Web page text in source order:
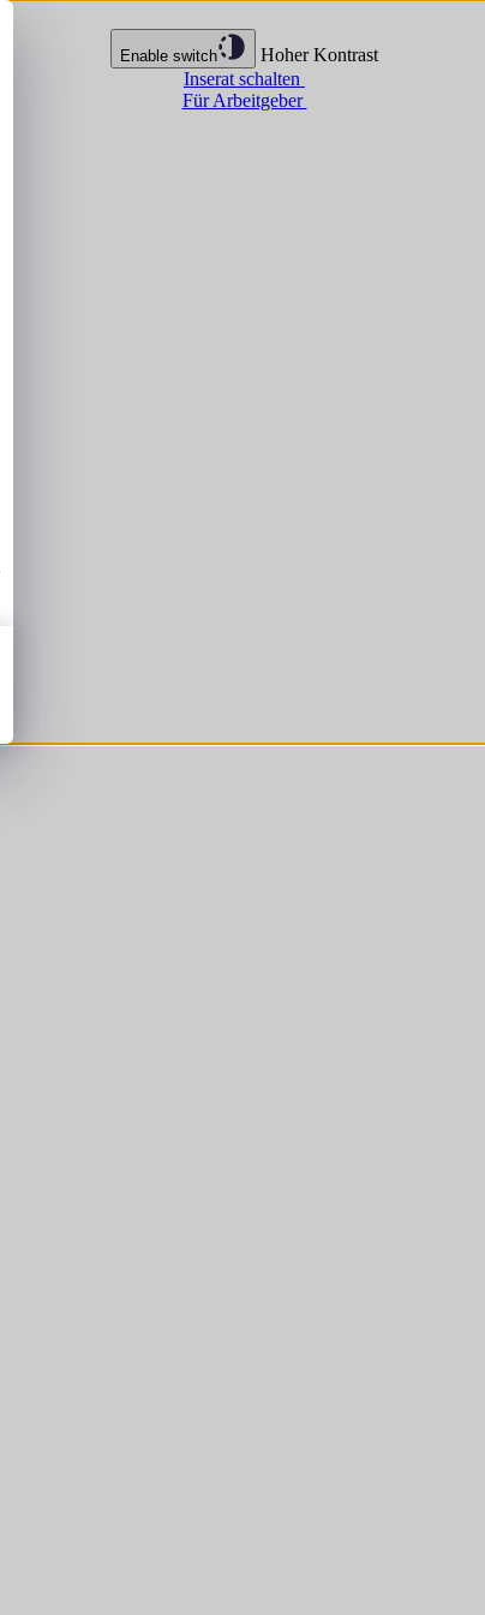
Enable switch
Hoher Kontrast
Inserat schalten
Für Arbeitgeber